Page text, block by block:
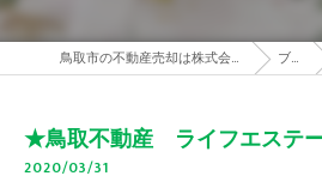
鳥取市の不動産売却は株式会社ライフエステート ブログ
★鳥取不動産 ライフエステ
2020/03/31